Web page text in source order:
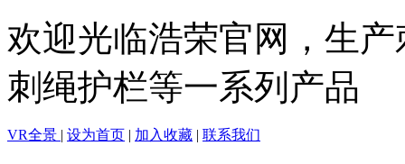
欢迎光临浩荣官网，生
刺绳护栏等一系列产品
VR全景 | 设为首页 | 加入收藏 | 联系我们